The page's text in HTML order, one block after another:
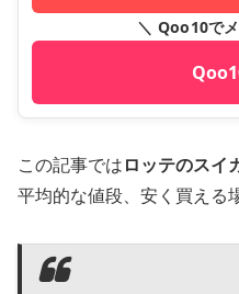
＼ Qoo10で
この記事では ロッテのスイ
平均的な値段、安く買える